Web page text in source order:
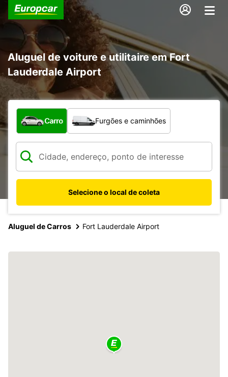
Aluguel de voiture e utilitaire em Fort
Lauderdale Airport
Qual tipo de veículo?
Carro Furgões e caminhões
Selecione o local de coleta
Aluguel de Carros Fort Lauderdale Airport